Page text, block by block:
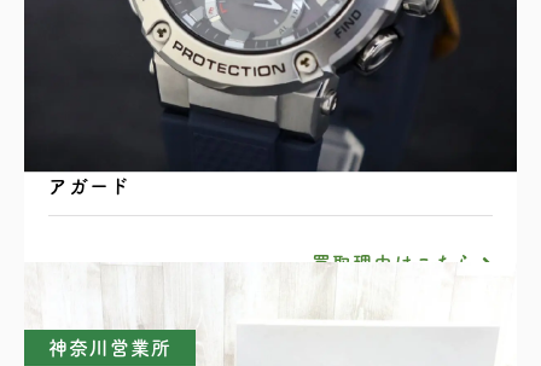
CASIO カシオ G-SHOCK G-STEEL GST-
B200 タフソーラー Bluetooth搭載 カーボンコ
アガード
買取理由はこちら
神奈川営業所